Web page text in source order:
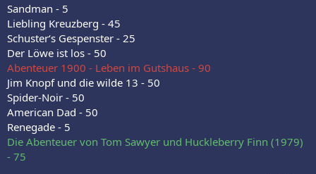
Sandman - 5
Liebling Kreuzberg - 45
Schuster‘s Gespenster - 25
Der Löwe ist los - 50
Abenteuer 1900 - Leben im Gutshaus - 90
Jim Knopf und die wilde 13 - 50
Spider-Noir - 50
American Dad - 50
Renegade - 5
Die Abenteuer von Tom Sawyer und Huckleberry Finn (1979)
- 75